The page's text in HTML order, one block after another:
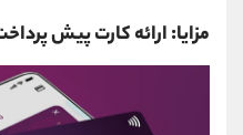
مزایا: ارائه کارت پیش